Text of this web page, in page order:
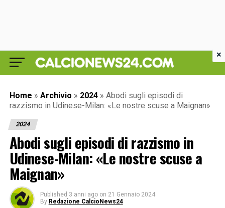
Home » Archivio » 2024 » Abodi sugli episodi di
razzismo in Udinese-Milan: «Le nostre scuse a Maignan»
2024
Abodi sugli episodi di razzismo in
Udinese-Milan: «Le nostre scuse a
Maignan»
Published 3 anni ago on 21 Gennaio 2024
By Redazione CalcioNews24
×